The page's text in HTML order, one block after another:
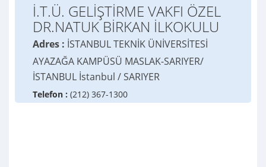
İ.T.Ü. GELİŞTİRME VAKFI ÖZEL
DR.NATUK BİRKAN İLKOKULU
Adres : İSTANBUL TEKNİK ÜNİVERSİTESİ
AYAZAĞA KAMPÜSÜ MASLAK-SARIYER/
İSTANBUL İstanbul / SARIYER
Telefon : (212) 367-1300